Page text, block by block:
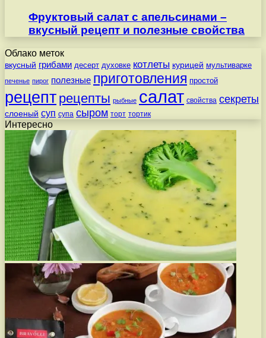
Фруктовый салат с апельсинами –
вкусный рецепт и полезные свойства
Облако меток
вкусный грибами десерт духовке котлеты курицей мультиварке
печенье пирог полезные приготовления простой
рецепт рецепты рыбные салат свойства секреты
слоеный суп супа сыром торт тортик
Интересно